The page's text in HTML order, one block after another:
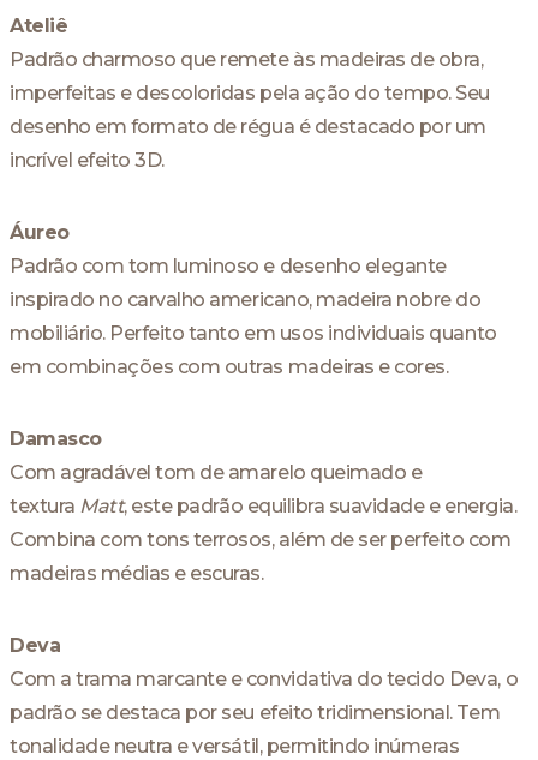
Ateliê
Padrão charmoso que remete às madeiras de obra,
imperfeitas e descoloridas pela ação do tempo. Seu
desenho em formato de régua é destacado por um
incrível efeito 3D.
Áureo
Padrão com tom luminoso e desenho elegante
inspirado no carvalho americano, madeira nobre do
mobiliário. Perfeito tanto em usos individuais quanto
em combinações com outras madeiras e cores.
Damasco
Com agradável tom de amarelo queimado e
textura Matt, este padrão equilibra suavidade e energia.
Combina com tons terrosos, além de ser perfeito com
madeiras médias e escuras.
Deva
Com a trama marcante e convidativa do tecido Deva, o
padrão se destaca por seu efeito tridimensional. Tem
tonalidade neutra e versátil, permitindo inúmeras